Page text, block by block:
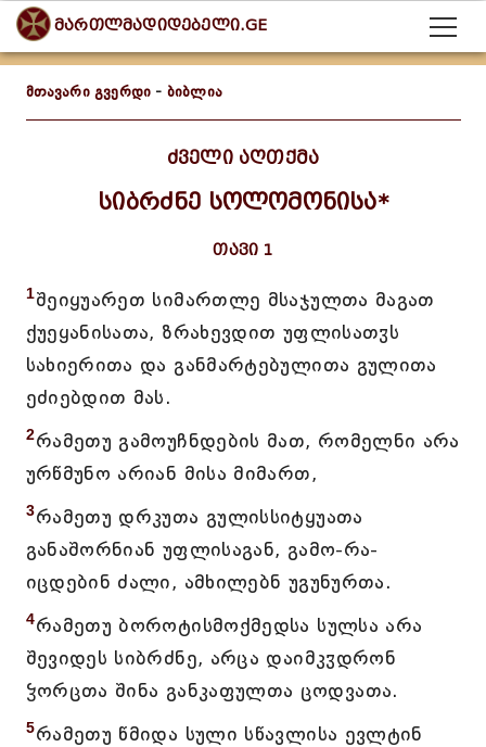
მართლმადიდებელი.GE
მთავარი გვერდი - ბიბლია
ძველი აღთქმა
სიბრძნე სოლომონისა*
თავი 1
1შეიყუარეთ სიმართლე მსაჯულთა მაგათ
ქუეყანისათა, ზრახევდით უფლისათჳს
სახიერითა და განმარტებულითა გულითა
ეძიებდით მას.
2რამეთუ გამოუჩნდების მათ, რომელნი არა
ურწმუნო არიან მისა მიმართ,
3რამეთუ დრკუთა გულისსიტყუათა
განაშორნიან უფლისაგან, გამო-რა-
იცდებინ ძალი, ამხილებნ უგუნურთა.
4რამეთუ ბოროტისმოქმედსა სულსა არა
შევიდეს სიბრძნე, არცა დაიმკჳდრონ
ჴორცთა შინა განკაფულთა ცოდვათა.
5რამეთუ წმიდა სული სწავლისა ევლტინ